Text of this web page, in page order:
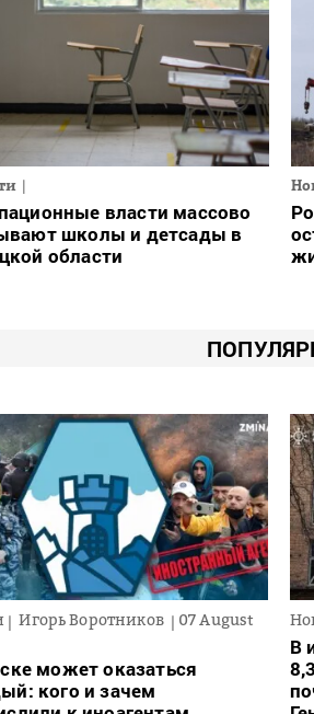
власти массово
школы и детсады в
области
Игорь Воротников
07 August
может оказаться
кого и зачем
В